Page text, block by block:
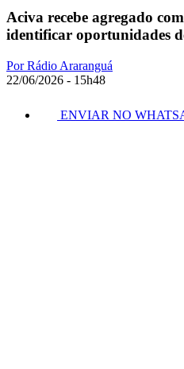
Aciva recebe agregado
identificar oportunidades
Por Rádio Araranguá
22/06/2026 - 15h48
ENVIAR NO